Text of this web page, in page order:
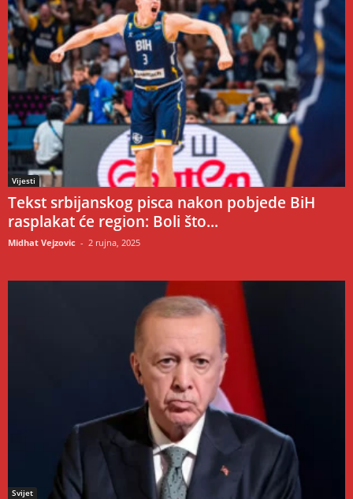
Vijesti
Tekst srbijanskog pisca nakon pobjede BiH
rasplakat će region: Boli što...
Midhat Vejzovic - 2 rujna, 2025
Svijet